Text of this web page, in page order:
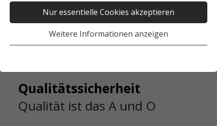
Nur essentielle Cookies akzeptieren
Weitere Informationen anzeigen
Qualitätssicherheit
Qualität ist das A und O